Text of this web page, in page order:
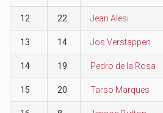
12 22 Jean Alesi
13 14 Jos Verstappen
14 19 Pedro de la Rosa
15 20 Tarso Marques